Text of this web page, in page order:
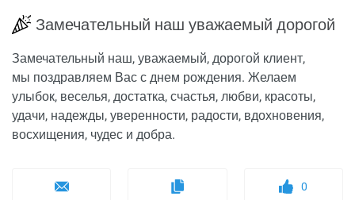
Замечательный наш уважаемый дорогой
Замечательный наш, уважаемый, дорогой клиент,
мы поздравляем Вас с днем рождения. Желаем
улыбок, веселья, достатка, счастья, любви, красоты,
удачи, надежды, уверенности, радости, вдохновения,
восхищения, чудес и добра.
0